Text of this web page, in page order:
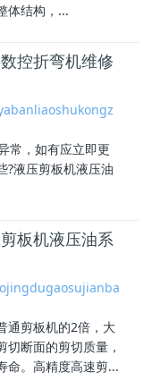
体结构，...
控折弯机维修
，如有应立即更
?液压剪板机液压油
板机液压油系
通剪板机的2倍，大
断面的剪切质量，
命。高精度高速剪...